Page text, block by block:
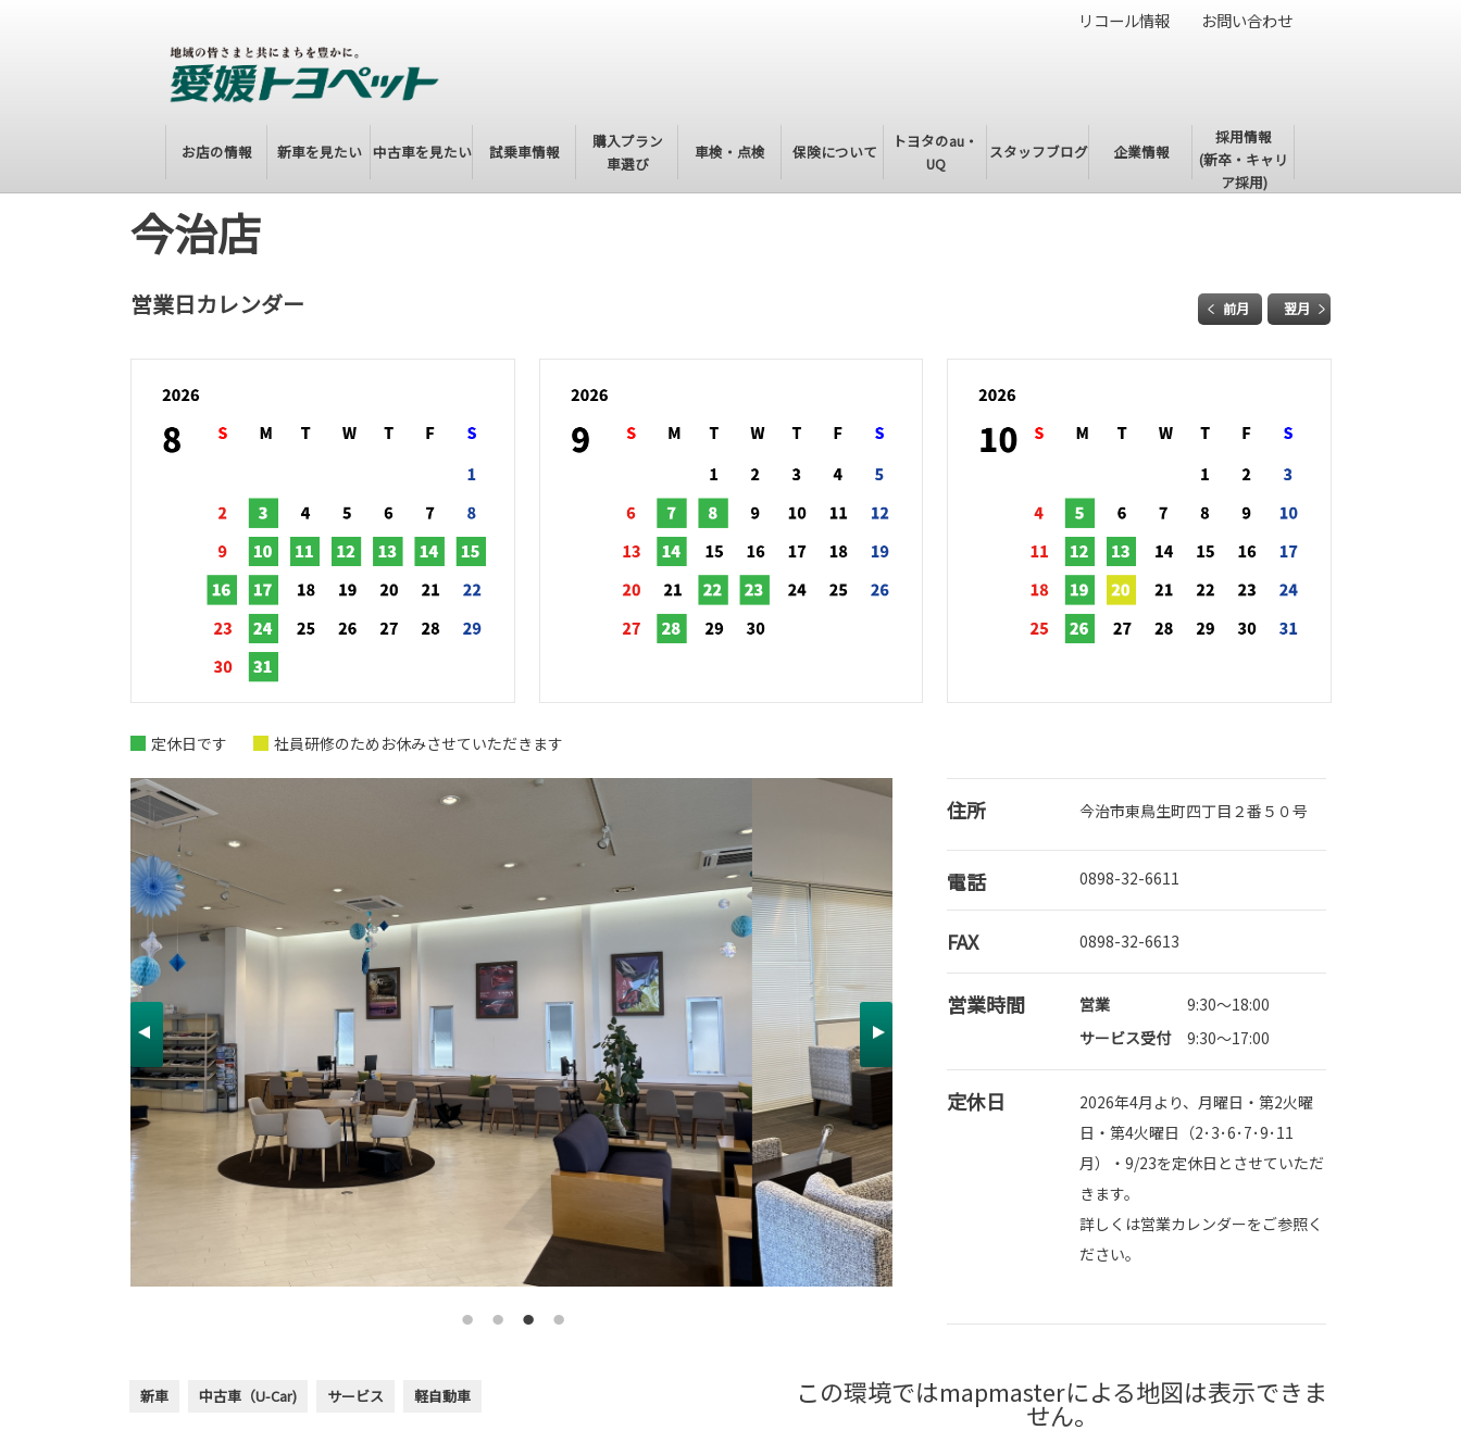
お店の情報 新車を見たい 中古車を見たい 試乗車情報
購入プラン
車選び
車検・点検 保険について
トヨタのau・
UQ
スタッフブログ 企業情報
採用情報
(新卒・キャリ
ア採用)
リコール情報 お問い合わせ
今治店
営業日カレンダー 前月 翌月
定休日です 社員研修のためお休みさせていただきます
住所 今治市東鳥生町四丁目２番５０号
電話 0898-32-6611
FAX 0898-32-6613
営業時間 営業
9:30～18:00
サービス受付
9:30～17:00
定休日
2026年4月より、月曜日・第2火曜
日・第4火曜日（2･3･6･7･9･11
月）・9/23を定休日とさせていただ
きます。
詳しくは営業カレンダーをご参照く
ださい。
新車 中古車（U-Car) サービス 軽自動車 この環境ではmapmasterによる地図は表示できま
せん。